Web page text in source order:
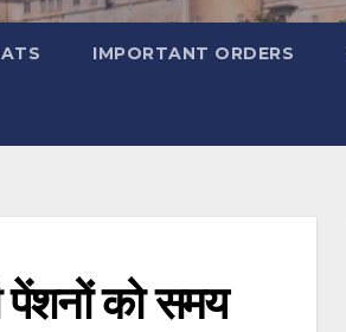
IMPORTANT ORDERS
पेंशनों को समय